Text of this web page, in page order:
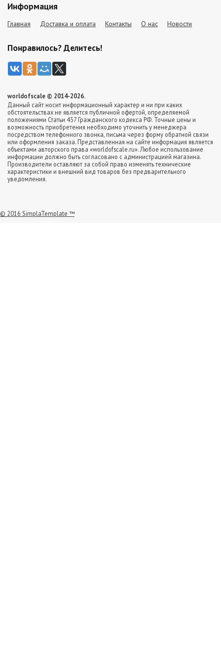
Информация
Главная Доставка и оплата Контакты О нас Новости
Понравилось? Делитесь!
worldofscale © 2014-2026.
Данный сайт носит информационный характер и ни при каких
обстоятельствах не является публичной офертой, определяемой
положениями Статьи 437 Гражданского кодекса РФ. Точные цены и
возможность приобретения необходимо уточнить у менеджера
посредством телефонного звонка, письма через форму обратной связи
или оформления заказа. Представленная на сайте информация является
объектами авторского права «worldofscale.ru». Любое использование
информации должно быть согласовано с администрацией магазина.
Производители оставляют за собой право изменять технические
характеристики и внешний вид товаров без предварительного
уведомления.
© 2016 SimplaTemplate ™